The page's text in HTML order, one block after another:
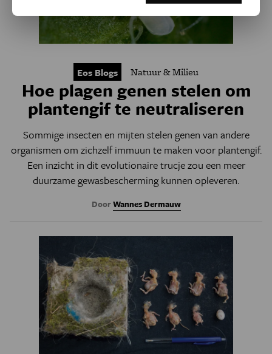
Eos Blogs Natuur & Milieu
Hoe plagen genen stelen om
plantengif te neutraliseren
Sommige insecten en mijten stelen genen van andere
organismen om zichzelf immuun te maken voor plantengif.
Een inzicht in dit evolutionaire trucje zou een meer
duurzame gewasbescherming kunnen opleveren.
DoorWannes Dermauw